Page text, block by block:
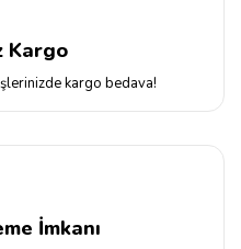
Kargo
kargo bedava!
İmkanı